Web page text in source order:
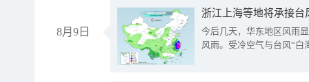
8月9日
浙江上海等地将承接台
今后几天，华东地区风雨
风雨。受冷空气与台风“白